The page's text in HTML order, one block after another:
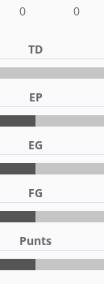
0 0
TD
EP
EG
FG
Punts